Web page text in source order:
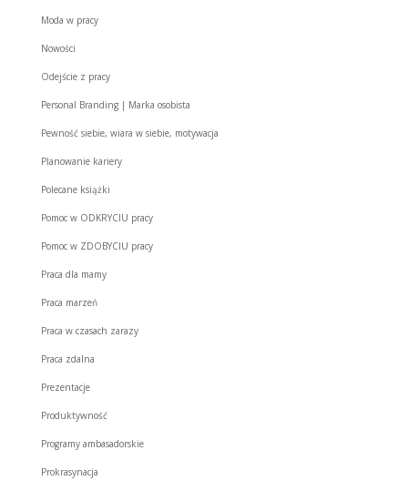
Moda w pracy
Nowości
Odejście z pracy
Personal Branding | Marka osobista
Pewność siebie, wiara w siebie, motywacja
Planowanie kariery
Polecane książki
Pomoc w ODKRYCIU pracy
Pomoc w ZDOBYCIU pracy
Praca dla mamy
Praca marzeń
Praca w czasach zarazy
Praca zdalna
Prezentacje
Produktywność
Programy ambasadorskie
Prokrasynacja